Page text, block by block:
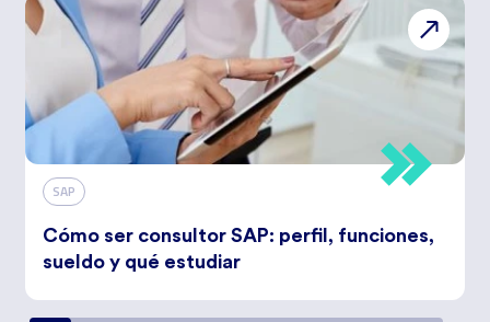
SAP
Cómo ser consultor SAP: perfil, funciones,
sueldo y qué estudiar